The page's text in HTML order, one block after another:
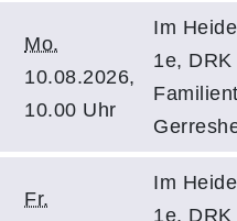
Mo.
10.08.2026,
10.00 Uhr
Im
1e, DRK
Fr.
Im
1e, DRK